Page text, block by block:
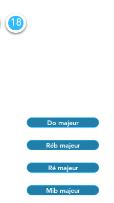
18
Do majeur
Réb majeur
Ré majeur
Mib majeur